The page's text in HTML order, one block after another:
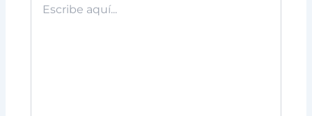
aquí...